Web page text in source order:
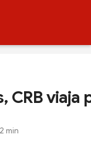
CRB
min